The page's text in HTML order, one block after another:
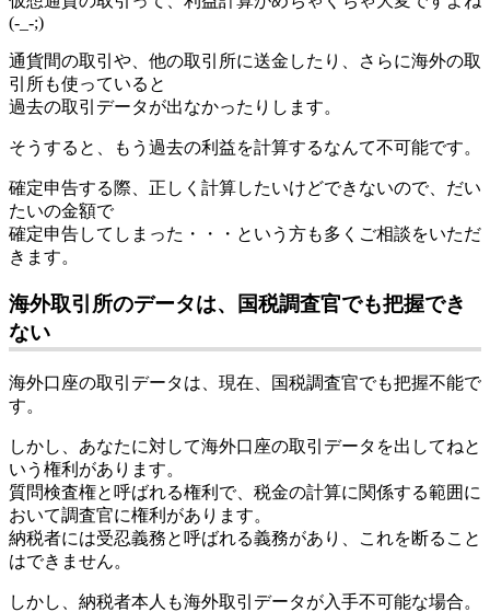
(-_-;)
通貨間の取引や、他の取引所に送金したり、さらに海外の取
引所も使っていると
過去の取引データが出なかったりします。
そうすると、もう過去の利益を計算するなんて不可能です。
確定申告する際、正しく計算したいけどできないので、だい
たいの金額で
確定申告してしまった・・・という方も多くご相談をいただ
きます。
海外取引所のデータは、国税調査官でも把握でき
ない
海外口座の取引データは、現在、国税調査官でも把握不能で
す。
しかし、あなたに対して海外口座の取引データを出してねと
いう権利があります。
質問検査権と呼ばれる権利で、税金の計算に関係する範囲に
おいて調査官に権利があります。
納税者には受忍義務と呼ばれる義務があり、これを断ること
はできません。
しかし、納税者本人も海外取引データが入手不可能な場合。